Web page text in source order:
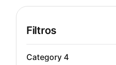
Filtros
Category 4